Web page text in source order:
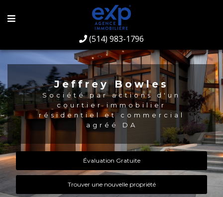
(514) 983-1796
Jeffrey Bowles
Société par actions d'un
courtier immobilier
résidentiel et commercial
agréé DA
Évaluation Gratuite
Trouver une nouvelle propriété